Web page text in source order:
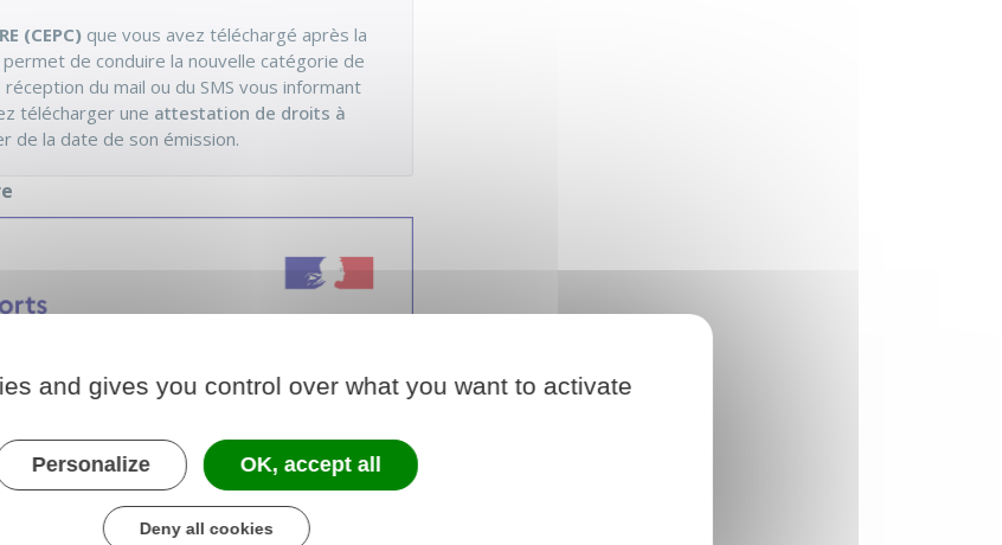
(CEPC) que vous avez téléchargé après la
de conduire la nouvelle catégorie de
du mail ou du SMS vous informant
télécharger une attestation de droits à
de la date de son émission.
and gives you control over what you want to activate
Personalize OK, accept all
Deny all cookies